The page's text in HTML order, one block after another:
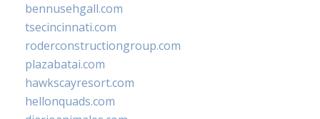
bennusehgall.com
tsecincinnati.com
roderconstructiongroup.com
plazabatai.com
hawkscayresort.com
hellonquads.com